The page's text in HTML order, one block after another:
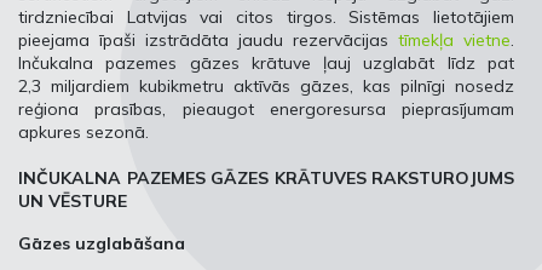
tirdzniecībai Latvijas vai citos tirgos. Sistēmas lietotājiem
pieejama īpaši izstrādāta jaudu rezervācijas tīmekļa vietne.
Inčukalna pazemes gāzes krātuve ļauj uzglabāt līdz pat
2,3 miljardiem kubikmetru aktīvās gāzes, kas pilnīgi nosedz
reģiona prasības, pieaugot energoresursa pieprasījumam
apkures sezonā.
INČUKALNA PAZEMES GĀZES KRĀTUVES RAKSTUROJUMS
UN VĒSTURE
Gāzes uzglabāšana